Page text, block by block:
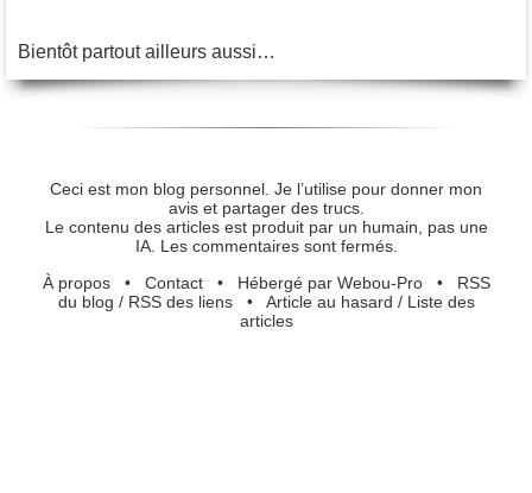
Bientôt partout ailleurs aussi…
Ceci est mon blog personnel. Je l’utilise pour donner mon
avis et partager des trucs.
Le contenu des articles est produit par un humain, pas une
IA. Les commentaires sont fermés.
À propos• Contact• Hébergé par Webou-Pro• RSS
du blog / RSS des liens• Article au hasard / Liste des
articles